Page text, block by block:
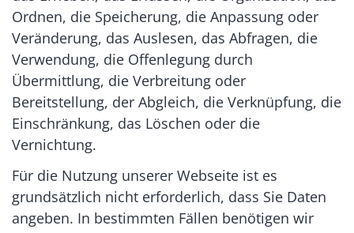
Ordnen, die Speicherung, die Anpassung oder
Veränderung, das Auslesen, das Abfragen, die
Verwendung, die Offenlegung durch
Übermittlung, die Verbreitung oder
Bereitstellung, der Abgleich, die Verknüpfung, die
Einschränkung, das Löschen oder die
Vernichtung.
Für die Nutzung unserer Webseite ist es
grundsätzlich nicht erforderlich, dass Sie Daten
angeben. In bestimmten Fällen benötigen wir